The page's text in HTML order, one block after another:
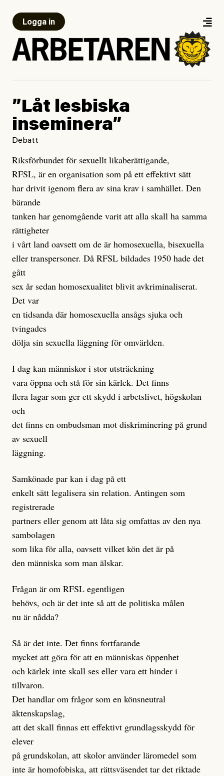
Logga in
”Låt lesbiska
inseminera”
Debatt
Riksförbundet för sexuellt likaberättigande,
RFSL, är en organisation som på ett effektivt sätt
har drivit igenom flera av sina krav i samhället. Den
bärande
tanken har genomgående varit att alla skall ha samma
rättigheter
i vårt land oavsett om de är homosexuella, bisexuella
eller transpersoner. Då RFSL bildades 1950 hade det
gått
sex år sedan homosexualitet blivit avkriminaliserat.
Det var
en tidsanda där homosexuella ansågs sjuka och
tvingades
dölja sin sexuella läggning för omvärlden.
I dag kan människor i stor utsträckning
vara öppna och stå för sin kärlek. Det finns
flera lagar som ger ett skydd i arbetslivet, högskolan
och
det finns en ombudsman mot diskriminering på grund
av sexuell
läggning.
Samkönade par kan i dag på ett
enkelt sätt legalisera sin relation. Antingen som
registrerade
partners eller genom att låta sig omfattas av den nya
sambolagen
som lika för alla, oavsett vilket kön det är på
den människa som man älskar.
Frågan är om RFSL egentligen
behövs, och är det inte så att de politiska målen
nu är nådda?
Så är det inte. Det finns fortfarande
mycket att göra för att en människas öppenhet
och kärlek inte skall ses eller vara ett hinder i
tillvaron.
Det handlar om frågor som en könsneutral
äktenskapslag,
att det skall finnas ett effektivt grundlagsskydd för
elever
på grundskolan, att skolor använder läromedel som
inte är homofobiska, att rättsväsendet tar det riktade